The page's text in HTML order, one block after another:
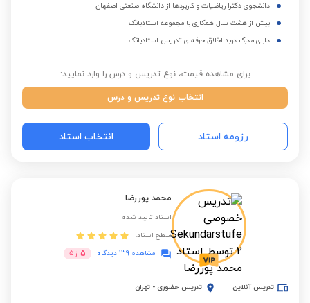
دانشجوی دکترا ریاضیات و کاربردها از دانشگاه صنعتی اصفهان
بیش از هشت سال همکاری با مجموعه استادبانک
دارای مدرک دوره اخلاق حرفه‌ای تدریس استادبانک
برای مشاهده قیمت، نوع تدریس و درس را وارد نمایید:
انتخاب نوع تدریس و درس
رزومه استاد انتخاب استاد
محمد پوررضا
استاد تایید شده
سطح استاد:
مشاهده 139 دیدگاه
5 از 5
تدریس آنلاین تدریس حضوری - تهران